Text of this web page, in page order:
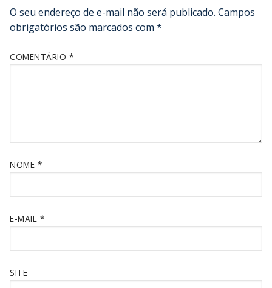
O seu endereço de e-mail não será publicado. Campos
obrigatórios são marcados com *
COMENTÁRIO *
NOME *
E-MAIL *
SITE